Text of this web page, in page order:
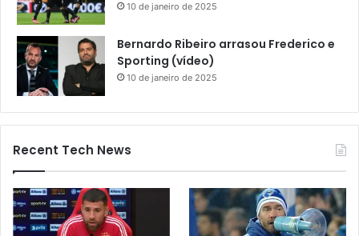
10 de janeiro de 2025
Bernardo Ribeiro arrasou Frederico e
Sporting (vídeo)
10 de janeiro de 2025
Recent Tech News